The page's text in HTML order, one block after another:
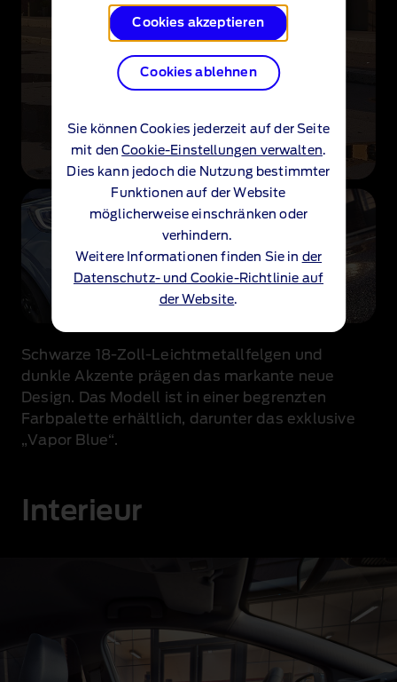
Cookies akzeptieren
Cookies ablehnen
Sie können Cookies jederzeit auf der Seite
mit denCookie-Einstellungen verwalten.
Dies kann jedoch die Nutzung bestimmter
Funktionen auf der Website
möglicherweise einschränken oder
verhindern.
Weitere Informationen finden Sie in der
Datenschutz- und Cookie-Richtlinie auf
der Website.
Schwarze 18‑Zoll‑Leichtmetallfelgen und
dunkle Akzente prägen das markante neue
Design. Das Modell ist in einer begrenzten
Farbpalette erhältlich, darunter das exklusive
„Vapor Blue“.
Interieur